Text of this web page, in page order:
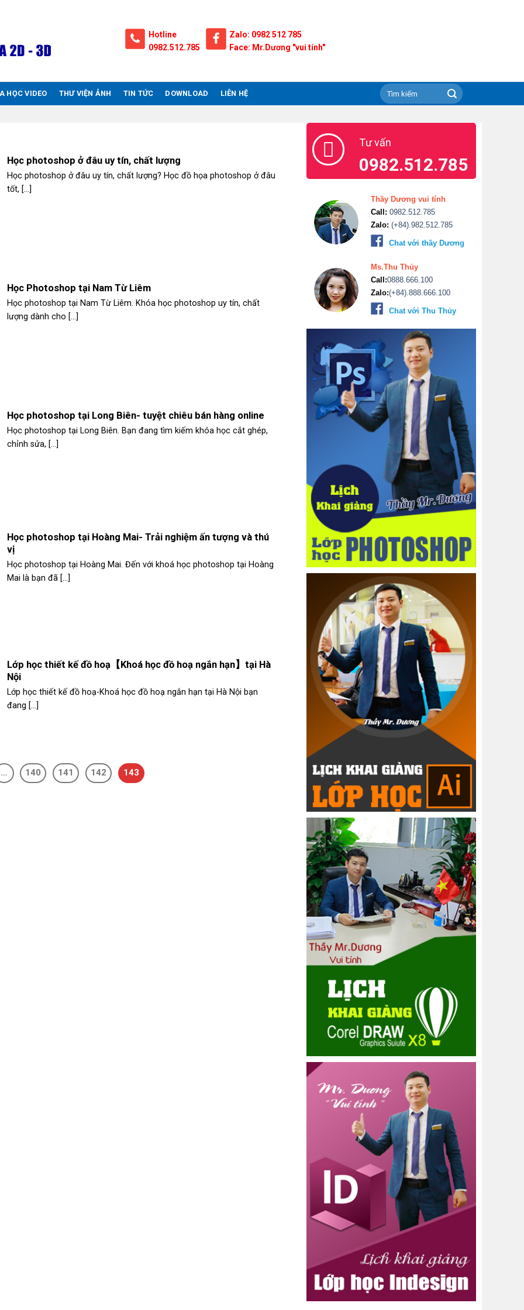
Hotline
0982.512.785
Zalo: 0982 512 785
Face: Mr.Dương "vui tính"
HỌC VIDEO THƯ VIỆN ẢNH TIN TỨC DOWNLOAD LIÊN HỆ
Học photoshop ở đâu uy tín, chất lượng
Học photoshop ở đâu uy tín, chất lượng? Học đồ họa photoshop ở đâu
tốt, [...]
Học Photoshop tại Nam Từ Liêm
Học photoshop tại Nam Từ Liêm. Khóa học photoshop uy tín, chất
lượng dành cho [...]
Học photoshop tại Long Biên- tuyệt chiêu bán hàng online
Học photoshop tại Long Biên. Bạn đang tìm kiếm khóa học cắt ghép,
chỉnh sửa, [...]
Học photoshop tại Hoàng Mai- Trải nghiệm ấn tượng và thú
vị
Học photoshop tại Hoàng Mai. Đến với khoá học photoshop tại Hoàng
Mai là bạn đã [...]
Lớp học thiết kế đồ hoạ【Khoá học đồ hoạ ngắn hạn】tại Hà
Nội
Lớp học thiết kế đồ hoạ-Khoá học đồ hoạ ngắn hạn tại Hà Nội bạn
đang [...]
… 140 141 142 143
Tư vấn
0982.512.785
Thầy Dương vui tính
Call: 0982.512.785
Zalo: (+84).982.512.785
Chat với thầy Dương
Ms.Thu Thủy
Call:0888.666.100
Zalo:(+84).888.666.100
Chat với Thu Thủy